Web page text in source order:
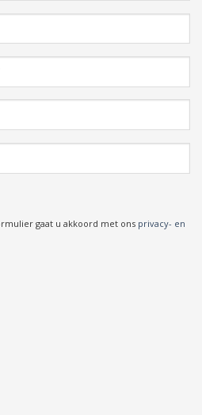
gaat u akkoord met ons privacy- en